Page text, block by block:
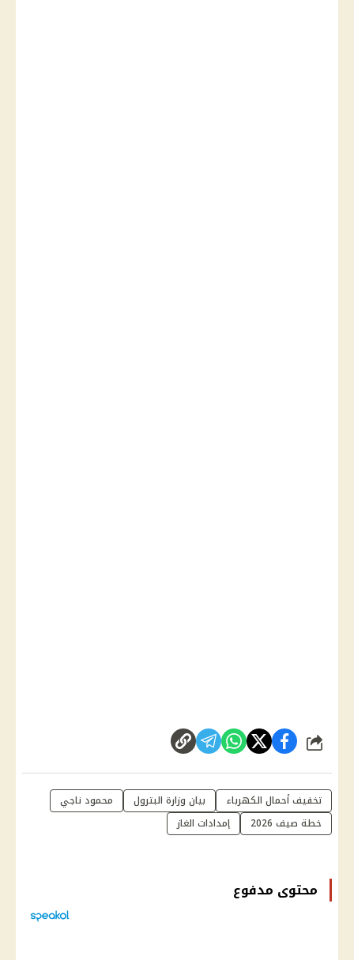
شارك
تخفيف أحمال الكهرباء بيان وزارة البترول
محمود ناجي
خطة صيف 2026
إمدادات الغاز
محتوى مدفوع